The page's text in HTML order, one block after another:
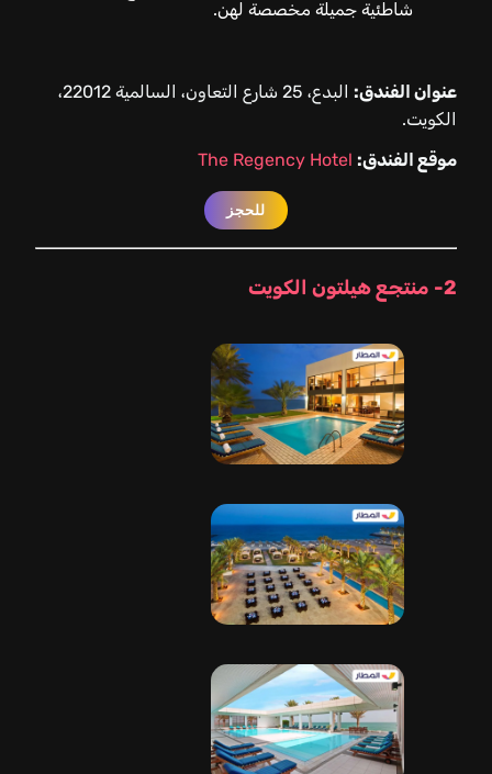
شاطئية جميلة مخصصة لهن.
عنوان الفندق:
البدع، 25 شارع التعاون، السالمية 22012،
الكويت.
موقع الفندق: The Regency Hotel
للحجز
2- منتجع هيلتون الكويت